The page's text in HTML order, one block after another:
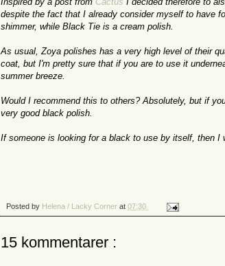
despite the fact that I already consider myself to have
shimmer, while Black Tie is a cream polish
As usual, Zoya polishes has a very high level of their
coat , but I'm pretty sure that if you are to use it
summer breeze
Would I recommend this to others? Absolutely, but if
very good black polish.
If someone is looking for a black to use by itself, then I
Posted by Helena / Lacky Corner at 07:30
15 kommentarer :